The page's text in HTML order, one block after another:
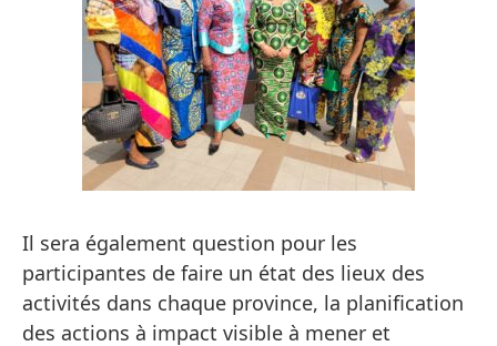
Il sera également question pour les
participantes de faire un état des lieux des
activités dans chaque province, la planification
des actions à impact visible à mener et